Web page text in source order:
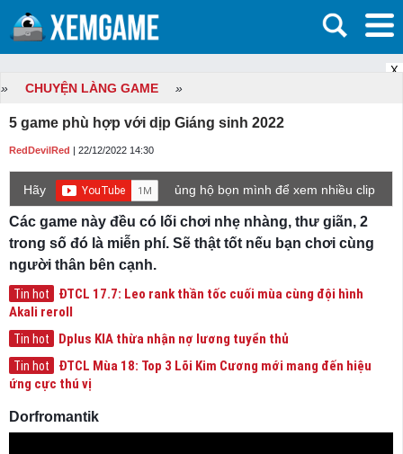
X
» CHUYỆN LÀNG GAME »
5 game phù hợp với dịp Giáng sinh 2022
RedDevilRed | 22/12/2022 14:30
Hãy
ủng hộ bọn mình để xem nhiều clip
game mới hơn nhé!
Các game này đều có lối chơi nhẹ nhàng, thư giãn, 2
trong số đó là miễn phí. Sẽ thật tốt nếu bạn chơi cùng
người thân bên cạnh.
Tin hot
ĐTCL 17.7: Leo rank thần tốc cuối mùa cùng đội hình
Akali reroll
Tin hot Dplus KIA thừa nhận nợ lương tuyển thủ
Tin hot
ĐTCL Mùa 18: Top 3 Lõi Kim Cương mới mang đến hiệu
ứng cực thú vị
Dorfromantik